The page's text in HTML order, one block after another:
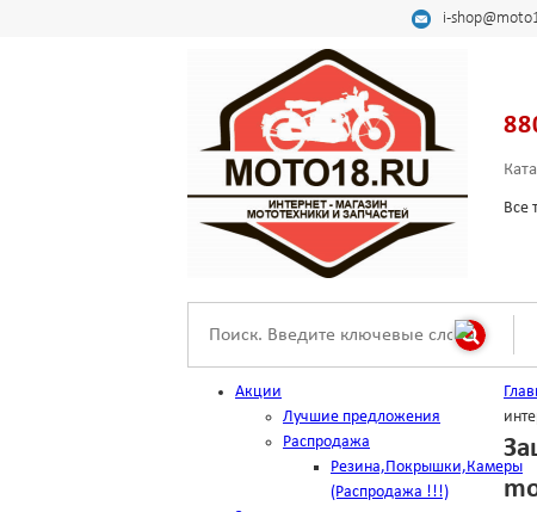
i-
Все
Акции
Лучшие предложения
Распродажа
Резина,Покрышки,Камеры
(Распродажа !!!)